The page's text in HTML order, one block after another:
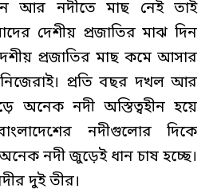
আর নদীতে মাছ নেই তাই
দেশীয় প্রজাতির মাঝ দিন
প্রজাতির মাছ কমে আসার
প্রতি বছর দখল আর
অনেক নদী অস্তিত্বহীন হয়ে
নদীগুলোর দিকে
নদী জুড়েই ধান চাষ হচ্ছে।
দুই তীর।